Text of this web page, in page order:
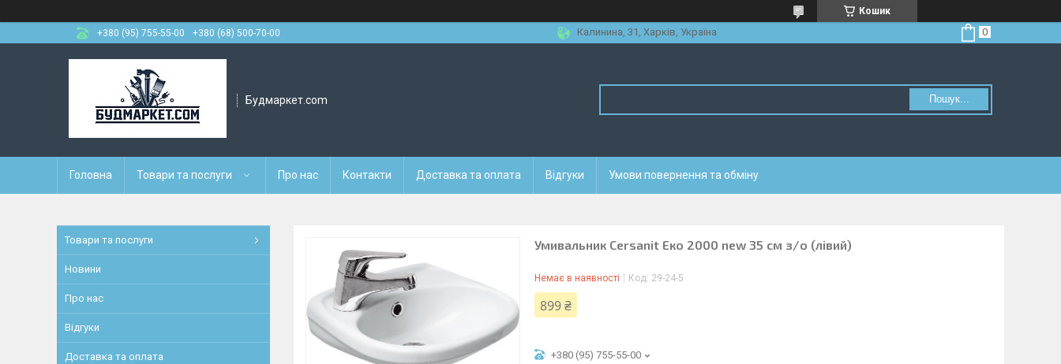
Кошик
+380 (95) 755-55-00
+380 (68) 500-70-00 Калинина, 31, Харків, Україна
Будмаркет.com Пошук...
Головна Товари та послуги Про нас Контакти Доставка та оплата Відгуки Умови повернення та обміну
Умивальник Cersanit Еко 2000 new 35 см з/о (лівий)
Немає в наявності Код: 29-24-5
899 ₴
+380 (95) 755-55-00
Товари та послуги
Новини
Про нас
Відгуки
Доставка та оплата